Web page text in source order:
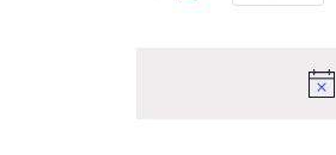
Ansichten,